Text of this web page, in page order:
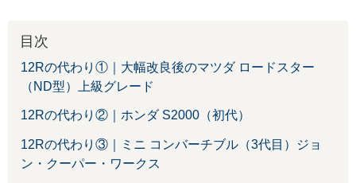
目次
12Rの代わり①｜大幅改良後のマツダ ロードスター
（ND型）上級グレード
12Rの代わり②｜ホンダ S2000（初代）
12Rの代わり③｜ミニ コンバーチブル（3代目）ジョ
ン・クーパー・ワークス